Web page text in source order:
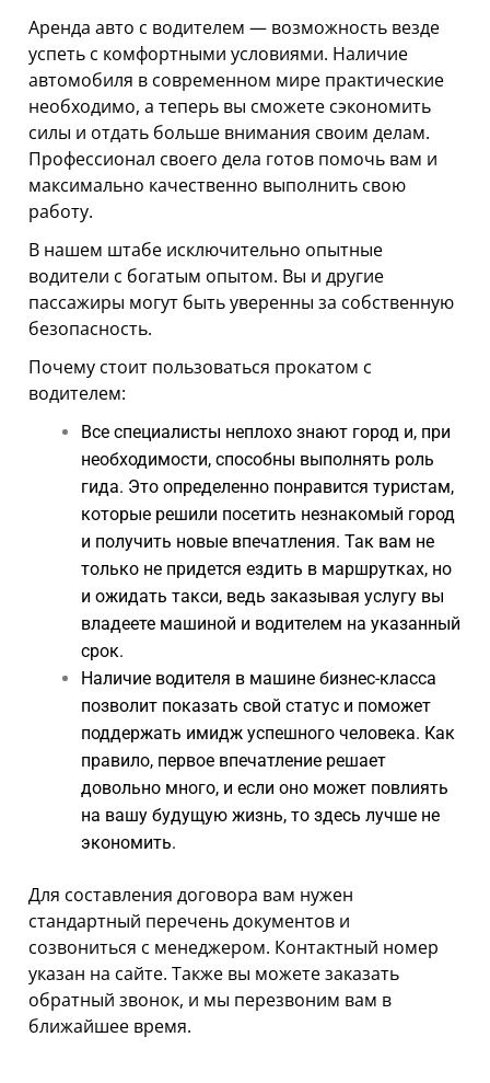
ТЕХПОМОЩЬ
АРЕНДА АВТО С ВОДИТЕЛЕМ
АРЕНДА АВТОМОБИЛЕЙ НА СВАДЬБУ
ТАРИФЫ
О НАС
УСЛОВИЯ АРЕНДЫ
ОТЗЫВЫ
АКЦИИ
КОНТАКТЫ
Аренда авто с водителем — возможность везде
успеть с комфортными условиями. Наличие
автомобиля в современном мире практические
необходимо, а теперь вы сможете сэкономить
силы и отдать больше внимания своим делам.
Профессионал своего дела готов помочь вам и
максимально качественно выполнить свою
работу.
В нашем штабе исключительно опытные
водители с богатым опытом. Вы и другие
пассажиры могут быть уверенны за собственную
безопасность.
Почему стоит пользоваться прокатом с
водителем:
Все специалисты неплохо знают город и, при
необходимости, способны выполнять роль
гида. Это определенно понравится туристам,
которые решили посетить незнакомый город
и получить новые впечатления. Так вам не
только не придется ездить в маршрутках, но
и ожидать такси, ведь заказывая услугу вы
владеете машиной и водителем на указанный
срок.
Наличие водителя в машине бизнес-класса
позволит показать свой статус и поможет
поддержать имидж успешного человека. Как
правило, первое впечатление решает
довольно много, и если оно может повлиять
на вашу будущую жизнь, то здесь лучше не
экономить.
Для составления договора вам нужен
стандартный перечень документов и
созвониться с менеджером. Контактный номер
указан на сайте. Также вы можете заказать
обратный звонок, и мы перезвоним вам в
ближайшее время.